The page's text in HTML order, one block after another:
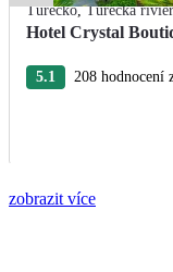
Turecko,Turecká
Hotel Crystal
5.1 208 hodnocení
zobrazit více